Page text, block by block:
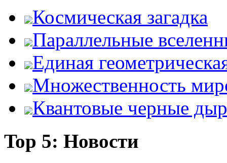
Космическая загадка
Параллельные
Единая
Множественность
Квантовые черные
Top 5: Новости